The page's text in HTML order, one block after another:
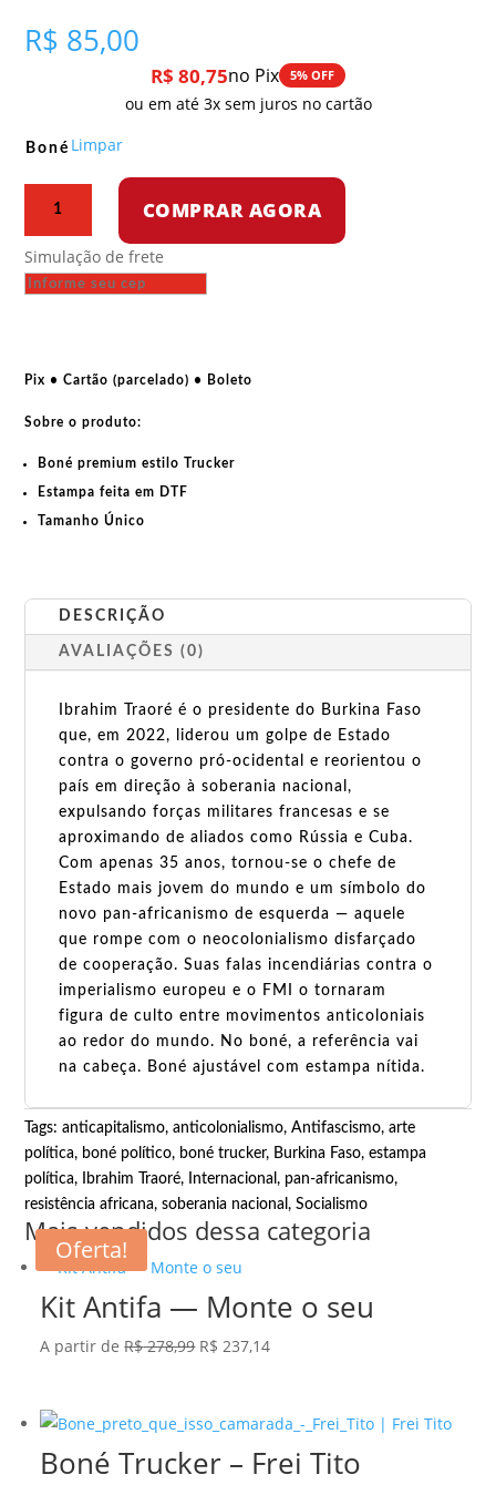
R$ 85,00
R$ 80,75no Pix 5% OFF
ou em até 3x sem juros no cartão
Boné Limpar
Ibrahim
Traoré
COMPRAR AGORA
Simulação de frete
Pix • Cartão (parcelado) • Boleto
Sobre o produto:
Boné premium estilo Trucker
Estampa feita em DTF
Tamanho Único
DESCRIÇÃO
AVALIAÇÕES (0)
Ibrahim Traoré é o presidente do Burkina Faso
que, em 2022, liderou um golpe de Estado
contra o governo pró-ocidental e reorientou o
país em direção à soberania nacional,
expulsando forças militares francesas e se
aproximando de aliados como Rússia e Cuba.
Com apenas 35 anos, tornou-se o chefe de
Estado mais jovem do mundo e um símbolo do
novo pan-africanismo de esquerda — aquele
que rompe com o neocolonialismo disfarçado
de cooperação. Suas falas incendiárias contra o
imperialismo europeu e o FMI o tornaram
figura de culto entre movimentos anticoloniais
ao redor do mundo. No boné, a referência vai
na cabeça. Boné ajustável com estampa nítida.
Tags:anticapitalismo,anticolonialismo,Antifascismo,arte
política, boné político, boné trucker, Burkina Faso,estampa
política, Ibrahim Traoré, Internacional, pan-africanismo,
resistência africana,soberania nacional,Socialismo
Mais vendidos dessa categoria
Oferta!
Kit Antifa — Monte o seu
A partir deR$278,99 O
era:
R$ 278,99.
R$ 237,14O
é:
R$ 237,14.
Boné Trucker – Frei Tito